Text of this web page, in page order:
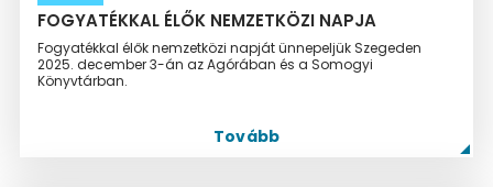
FOGYATÉKKAL ÉLŐK NEMZETKÖZI NAPJA
Fogyatékkal élők nemzetközi napját ünnepeljük Szegeden
2025. december 3-án az Agórában és a Somogyi
Könyvtárban.
Tovább